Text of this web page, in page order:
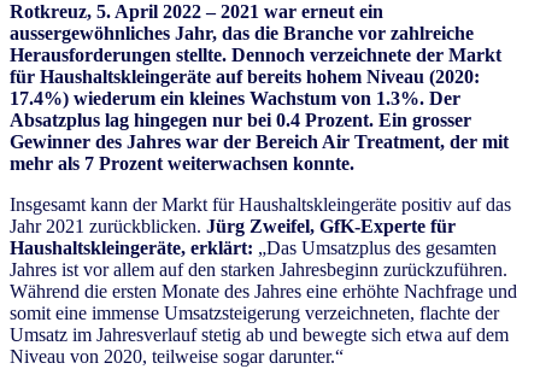
Rotkreuz, 5. April 2022 – 2021 war erneut ein
aussergewöhnliches Jahr, das die Branche vor zahlreiche
Herausforderungen stellte. Dennoch verzeichnete der Markt
für Haushaltskleingeräte auf bereits hohem Niveau (2020:
17.4%) wiederum ein kleines Wachstum von 1.3%. Der
Absatzplus lag hingegen nur bei 0.4 Prozent. Ein grosser
Gewinner des Jahres war der Bereich Air Treatment, der mit
mehr als 7 Prozent weiterwachsen konnte.
Insgesamt kann der Markt für Haushaltskleingeräte positiv auf das
Jahr 2021 zurückblicken. Jürg Zweifel, GfK-Experte für
Haushaltskleingeräte, erklärt: „Das Umsatzplus des gesamten
Jahres ist vor allem auf den starken Jahresbeginn zurückzuführen.
Während die ersten Monate des Jahres eine erhöhte Nachfrage und
somit eine immense Umsatzsteigerung verzeichneten, flachte der
Umsatz im Jahresverlauf stetig ab und bewegte sich etwa auf dem
Niveau von 2020, teilweise sogar darunter.“